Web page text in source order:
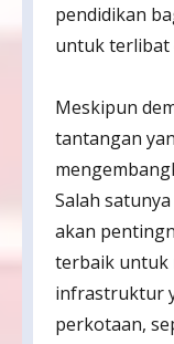
pendidikan
untuk terlibat
Meskipun
tantangan
Salah
akan
terbaik untuk
infrastruktur
perkotaan,